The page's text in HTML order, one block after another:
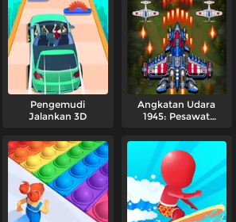
Pengemudi
Jalankan 3D
Angkatan Udara
1945: Pesawat